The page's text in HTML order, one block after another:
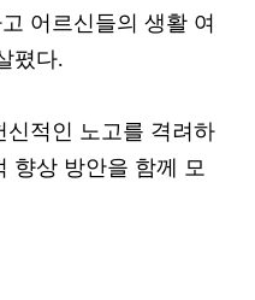
어르신들의 생활 여
폈다.
신적인 노고를 격려하
향상 방안을 함께 모